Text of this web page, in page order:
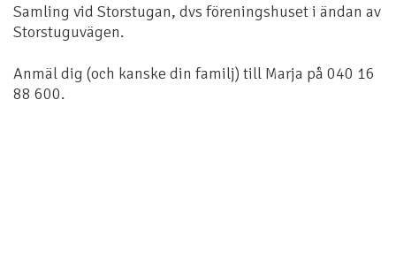
Samling vid Storstugan, dvs föreningshuset i ändan av
Storstuguvägen.
Anmäl dig (och kanske din familj) till Marja på 040 16
88 600.